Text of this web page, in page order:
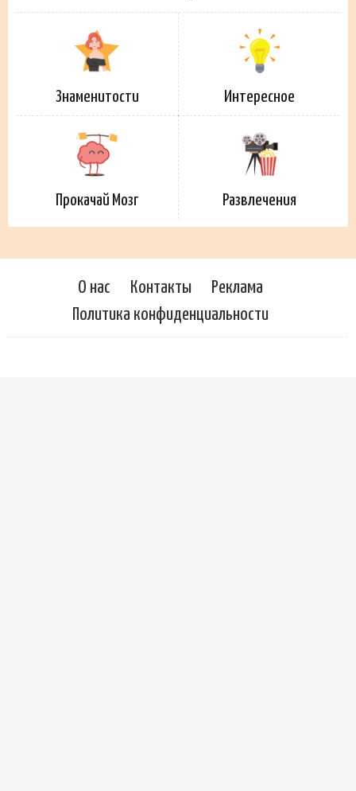
Знаменитости Интересное
Прокачай Мозг Развлечения
О нас Контакты
Реклама
Политика конфиденциальности